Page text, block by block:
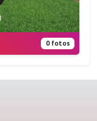
0 fotos